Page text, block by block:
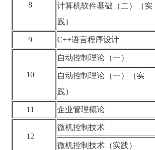
8
计算机软件基础（二）（实
践）
9 C++语言程序设计
10
自动控制理论（一）
自动控制理论（一）（实
践）
11 企业管理概论
12
微机控制技术
微机控制技术（实践）